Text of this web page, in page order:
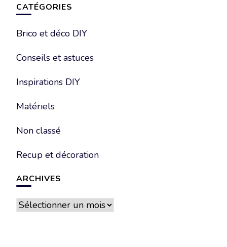
CATÉGORIES
Brico et déco DIY
Conseils et astuces
Inspirations DIY
Matériels
Non classé
Recup et décoration
ARCHIVES
Archives